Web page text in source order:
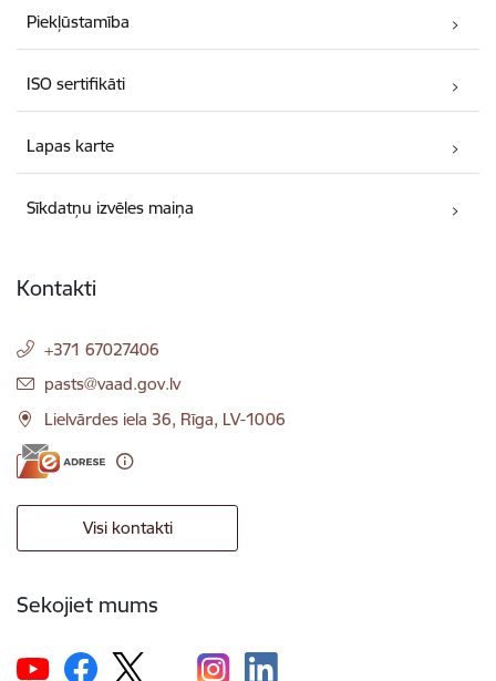
Piekļūstamība
ISO sertifikāti
Lapas karte
Sīkdatņu izvēles maiņa
Kontakti
+371 67027406
E-pasts:
pasts@vaad.gov.lv
Lielvārdes iela 36, Rīga, LV-1006
Visi kontakti
Sekojiet mums